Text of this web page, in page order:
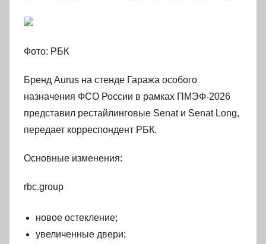
Фото: РБК
Бренд Aurus на стенде Гаража особого
назначения ФСО России в рамках ПМЭФ-2026
представил рестайлинговые Senat и Senat Long,
передает корреспондент РБК.
Основные изменения:
rbc.group
новое остекление;
увеличенные двери;